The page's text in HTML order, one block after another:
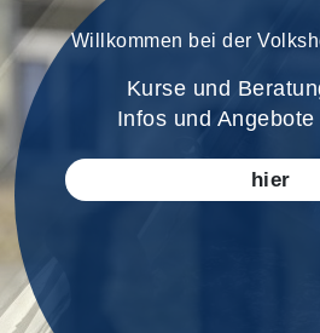
Willkommen bei der
Kurse und
Infos und
hier